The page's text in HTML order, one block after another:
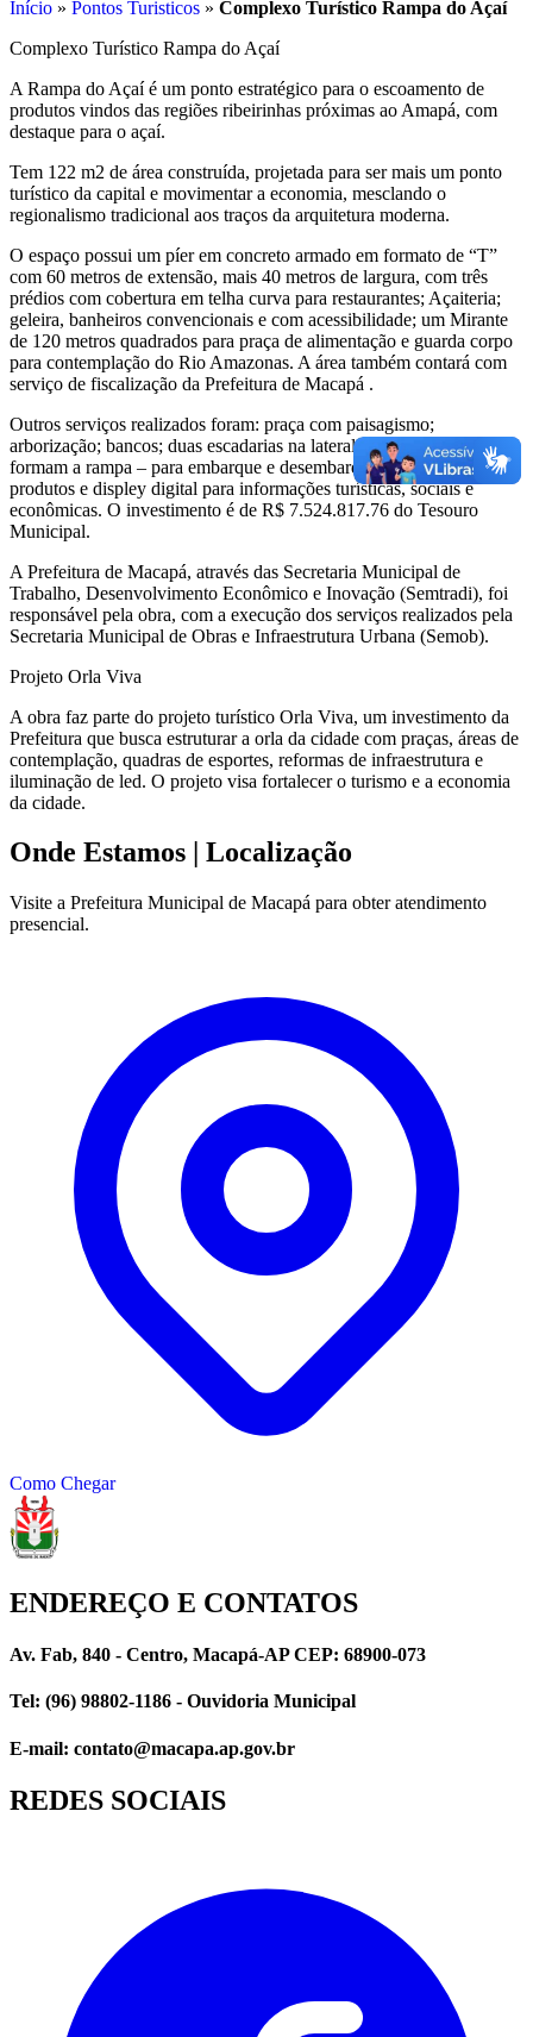
Início » Pontos Turisticos » Complexo Turístico Rampa do Açaí
Complexo Turístico Rampa do Açaí
A Rampa do Açaí é um ponto estratégico para o escoamento de
produtos vindos das regiões ribeirinhas próximas ao Amapá, com
destaque para o açaí.
Tem 122 m2 de área construída, projetada para ser mais um ponto
turístico da capital e movimentar a economia, mesclando o
regionalismo tradicional aos traços da arquitetura moderna.
O espaço possui um píer em concreto armado em formato de “T”
com 60 metros de extensão, mais 40 metros de largura, com três
prédios com cobertura em telha curva para restaurantes; Açaiteria;
geleira, banheiros convencionais e com acessibilidade; um Mirante
de 120 metros quadrados para praça de alimentação e guarda corpo
para contemplação do Rio Amazonas. A área também contará com
serviço de fiscalização da Prefeitura de Macapá .
Outros serviços realizados foram: praça com paisagismo;
arborização; bancos; duas escadarias na lateral da estrutura – que
formam a rampa – para embarque e desembarque de açaí e outros
produtos e displey digital para informações turísticas, sociais e
econômicas. O investimento é de R$ 7.524.817.76 do Tesouro
Municipal.
A Prefeitura de Macapá, através das Secretaria Municipal de
Trabalho, Desenvolvimento Econômico e Inovação (Semtradi), foi
responsável pela obra, com a execução dos serviços realizados pela
Secretaria Municipal de Obras e Infraestrutura Urbana (Semob).
Projeto Orla Viva
A obra faz parte do projeto turístico Orla Viva, um investimento da
Prefeitura que busca estruturar a orla da cidade com praças, áreas de
contemplação, quadras de esportes, reformas de infraestrutura e
iluminação de led. O projeto visa fortalecer o turismo e a economia
da cidade.
Onde Estamos | Localização
Visite a Prefeitura Municipal de Macapá para obter atendimento
presencial.
Como Chegar
ENDEREÇO E CONTATOS
Av. Fab, 840 - Centro, Macapá-AP CEP: 68900-073
Tel: (96) 98802-1186 - Ouvidoria Municipal
E-mail: contato@macapa.ap.gov.br
REDES SOCIAIS